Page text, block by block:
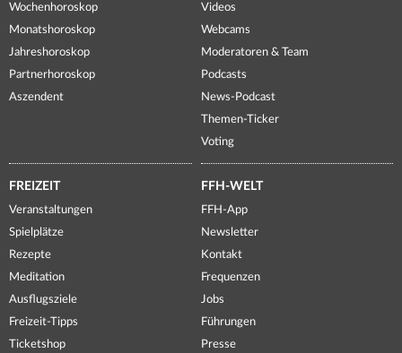
Wochenhoroskop
Monatshoroskop
Jahreshoroskop
Partnerhoroskop
Aszendent
Videos
Webcams
Moderatoren & Team
Podcasts
News-Podcast
Themen-Ticker
Voting
FREIZEIT
Veranstaltungen
Spielplätze
Rezepte
Meditation
Ausflugsziele
Freizeit-Tipps
Ticketshop
FFH-WELT
FFH-App
Newsletter
Kontakt
Frequenzen
Jobs
Führungen
Presse